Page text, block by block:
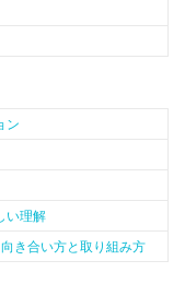
ン
い理解
き合い方と取り組み方